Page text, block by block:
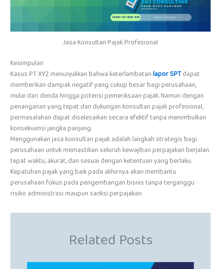
Jasa Konsultan Pajak Profesional
Kesimpulan
Kasus PT XYZ menunjukkan bahwa keterlambatanlapor SPTdapat
memberikan dampak negatif yang cukup besar bagi perusahaan,
mulai dari denda hingga potensi pemeriksaan pajak. Namun dengan
penanganan yang tepat dan dukungan konsultan pajak profesional,
permasalahan dapat diselesaikan secara efektif tanpa menimbulkan
konsekuensi jangka panjang.
Menggunakan jasa konsultan pajak adalah langkah strategis bagi
perusahaan untuk memastikan seluruh kewajiban perpajakan berjalan
tepat waktu, akurat, dan sesuai dengan ketentuan yang berlaku.
Kepatuhan pajak yang baik pada akhirnya akan membantu
perusahaan fokus pada pengembangan bisnis tanpa terganggu
risiko administrasi maupun sanksi perpajakan.
Related Posts